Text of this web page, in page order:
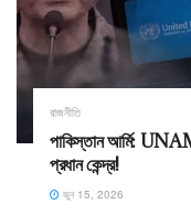
রাজনীতি
পাকিস্তান আর্মি:
প্রধান কেন্দ্র!
জুন 15, 2026